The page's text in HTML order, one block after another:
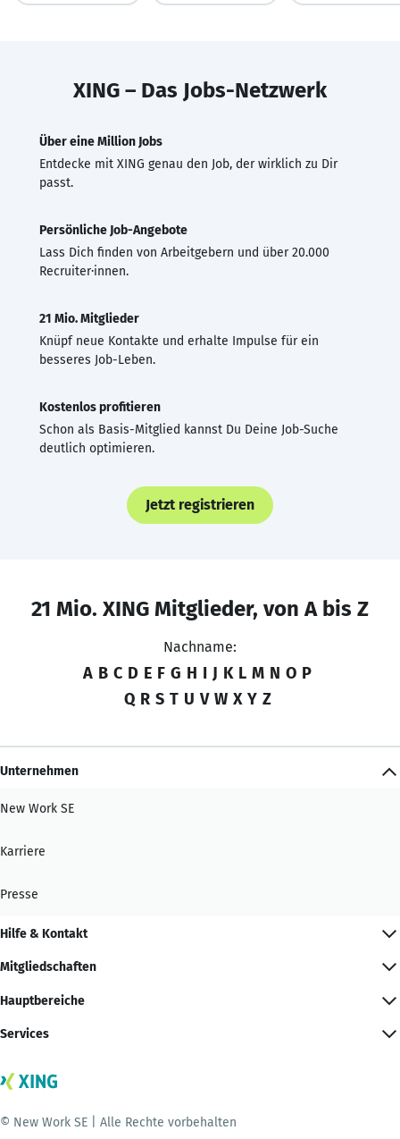
XING – Das Jobs-Netzwerk
Über eine Million Jobs
Entdecke mit XING genau den Job, der wirklich zu Dir
passt.
Persönliche Job-Angebote
Lass Dich finden von Arbeitgebern und über 20.000
Recruiter·innen.
21 Mio. Mitglieder
Knüpf neue Kontakte und erhalte Impulse für ein
besseres Job-Leben.
Kostenlos profitieren
Schon als Basis-Mitglied kannst Du Deine Job-Suche
deutlich optimieren.
Jetzt registrieren
21 Mio. XING Mitglieder, von A bis Z
Nachname:
A B C D E F G H I J K L M N O P
Q R S T U V W X Y Z
Unternehmen
New Work SE
Karriere
Presse
Hilfe & Kontakt
Mitgliedschaften
Hauptbereiche
Services
© New Work SE | Alle Rechte vorbehalten